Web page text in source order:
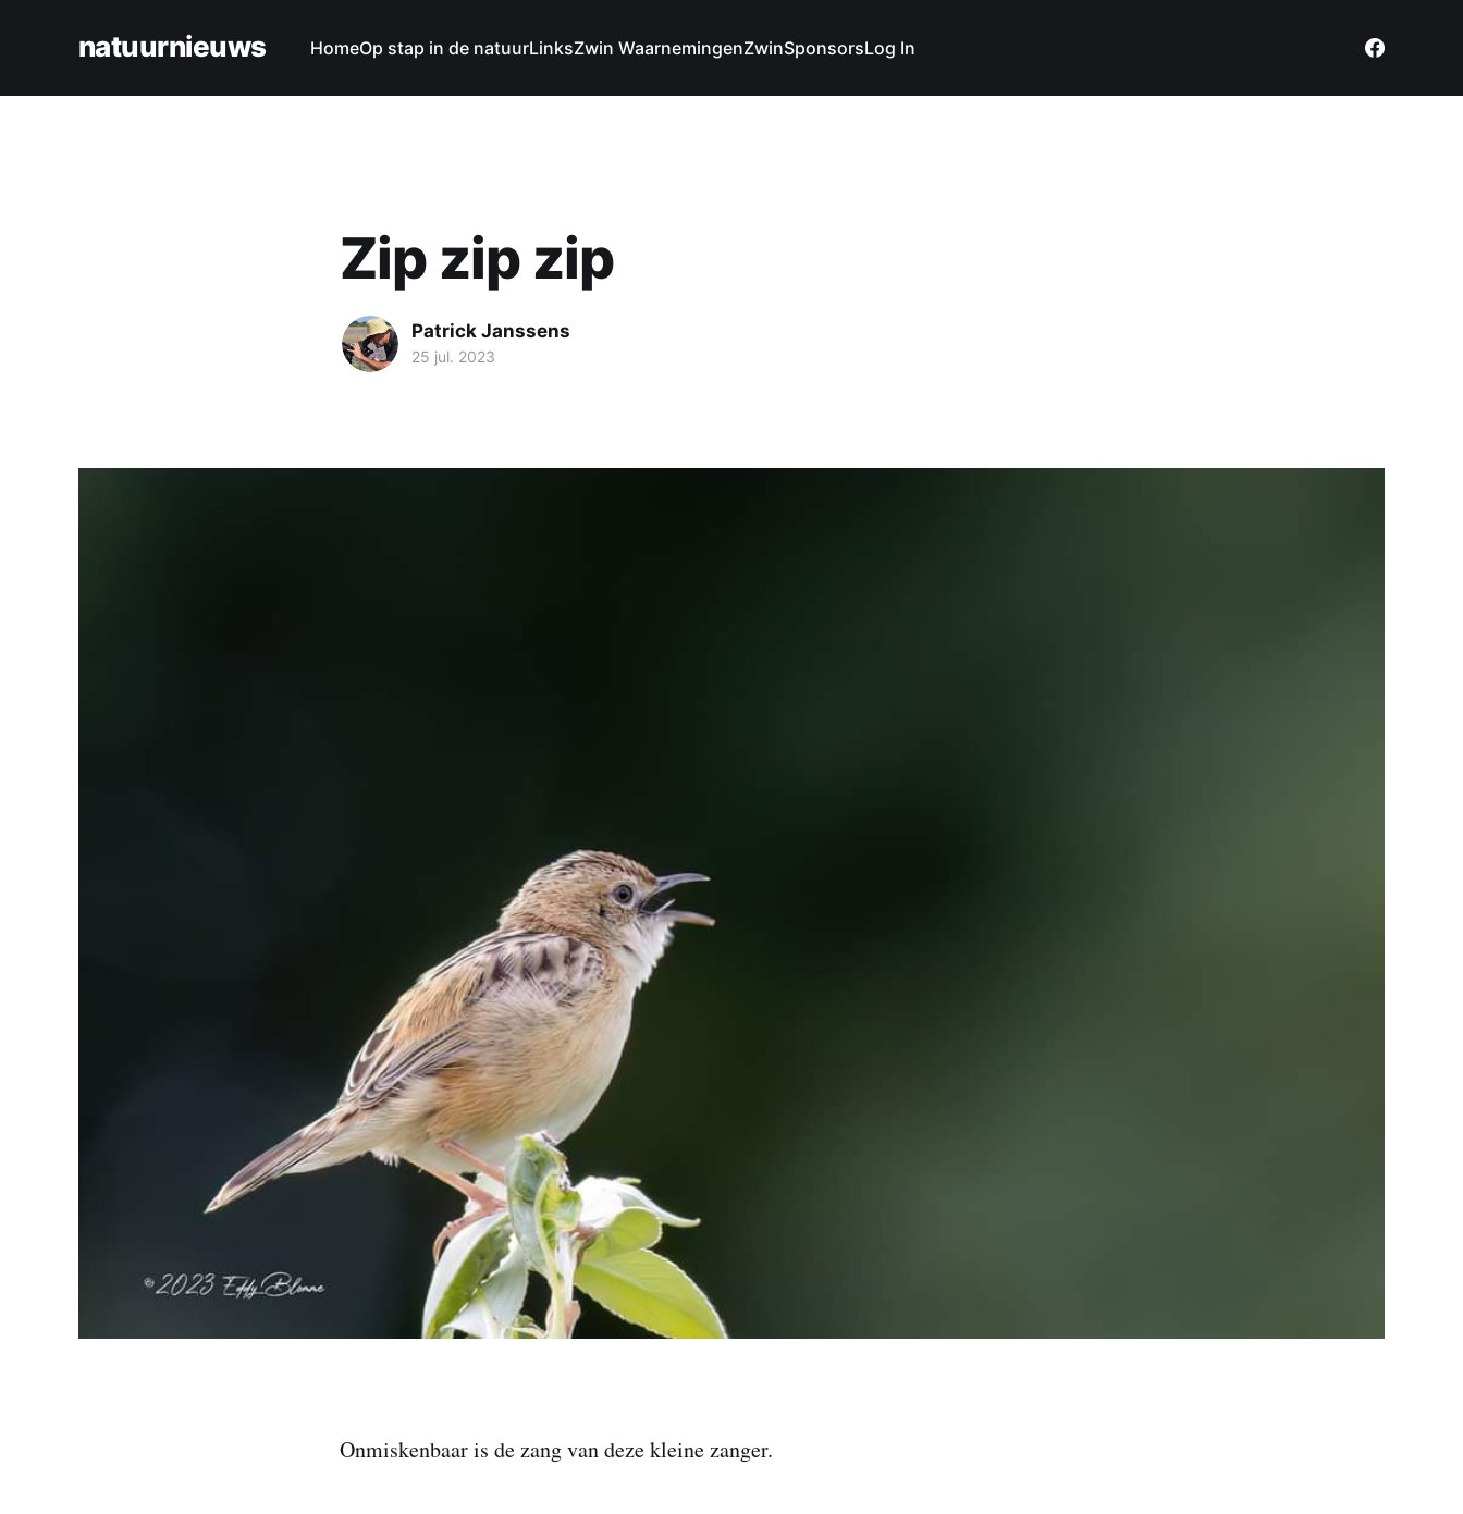
natuurnieuws HomeOp stap in de natuurLinksZwin WaarnemingenZwinSponsorsLog In
Zip zip zip
Patrick Janssens
25 jul. 2023
Onmiskenbaar is de zang van deze kleine zanger.